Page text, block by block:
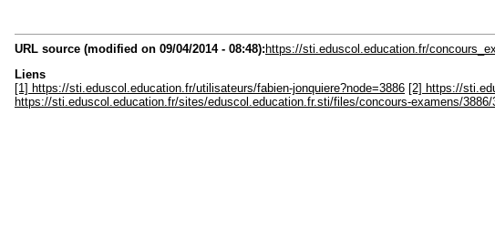
URL source (modified on 09/04/2014 - 08:48): https://sti.eduscol.education.fr/
Liens
[1] https://sti.eduscol.education.fr/utilisateurs/fabien-jonquiere?node=3886 [2] https://
https://sti.eduscol.education.fr/sites/eduscol.education.fr.sti/files/concours-examens/3886/